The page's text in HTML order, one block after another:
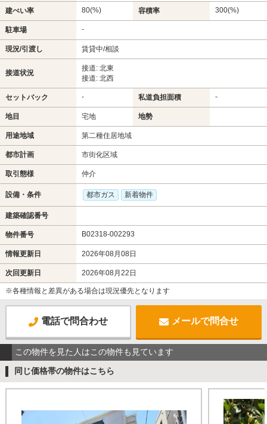
建ぺい率 80(%) 容積率 300(%)
駐車場 -
現況/引渡し 賃貸中/相談
接道状況
接道: 北東
接道: 北西
セットバック - 私道負担面積 -
地目 宅地 地勢
用途地域 第二種住居地域
都市計画 市街化区域
取引態様 仲介
設備・条件 都市ガス 新着物件
建築確認番号
物件番号 B02318-002293
情報更新日 2026年08月08日
次回更新日 2026年08月22日
※各種情報と差異がある場合は現況優先となります
電話で問合わせ メールで問合せ
この物件を見た人はこの物件も見ています
同じ価格帯の物件はこちら